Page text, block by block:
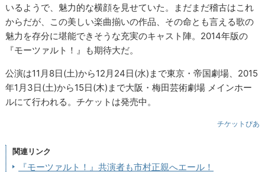
いるようで、魅力的な横顔を見せていた。まだまだ稽古はこれ
からだが、この美しい楽曲揃いの作品、その命とも言える歌の
魅力を存分に堪能できそうな充実のキャスト陣。2014年版の
『モーツァルト！』も期待大だ。
公演は11月8日(土)から12月24日(水)まで東京・帝国劇場、2015
年1月3日(土)から15日(木)まで大阪・梅田芸術劇場 メインホー
ルにて行われる。チケットは発売中。
チケットぴあ
関連リンク
『モーツァルト！』共演者も市村正親へエール！